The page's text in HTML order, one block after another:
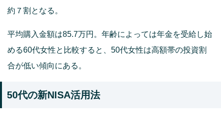
約７割となる。
平均購入金額は85.7万円。年齢によっては年金を受給し始
める60代女性と比較すると、50代女性は高額帯の投資割
合が低い傾向にある。
50代の新NISA活用法